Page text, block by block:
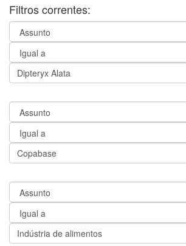
Filtros correntes: